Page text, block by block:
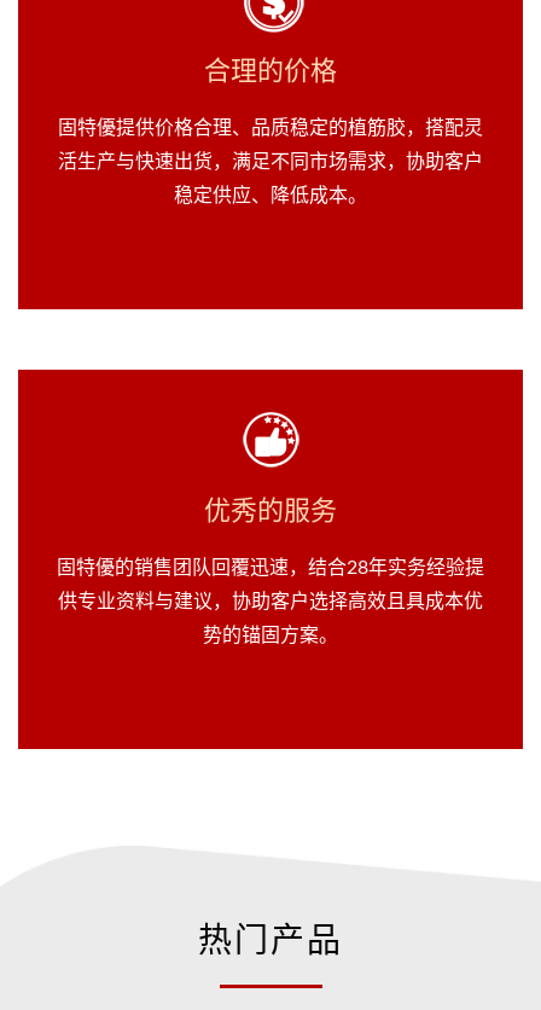
合理的价格
固特優提供价格合理、品质稳定的植筋胶，搭配灵
活生产与快速出货，满足不同市场需求，协助客户
稳定供应、降低成本。
优秀的服务
固特優的销售团队回覆迅速，结合28年实务经验提
供专业资料与建议，协助客户选择高效且具成本优
势的锚固方案。
热门产品